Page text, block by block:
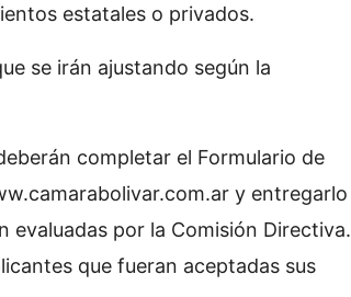
estatales o privados.
se irán ajustando según la
completar el Formulario de
y entregarlo
evaluadas por la Comisión Directiva.
que fueran aceptadas sus